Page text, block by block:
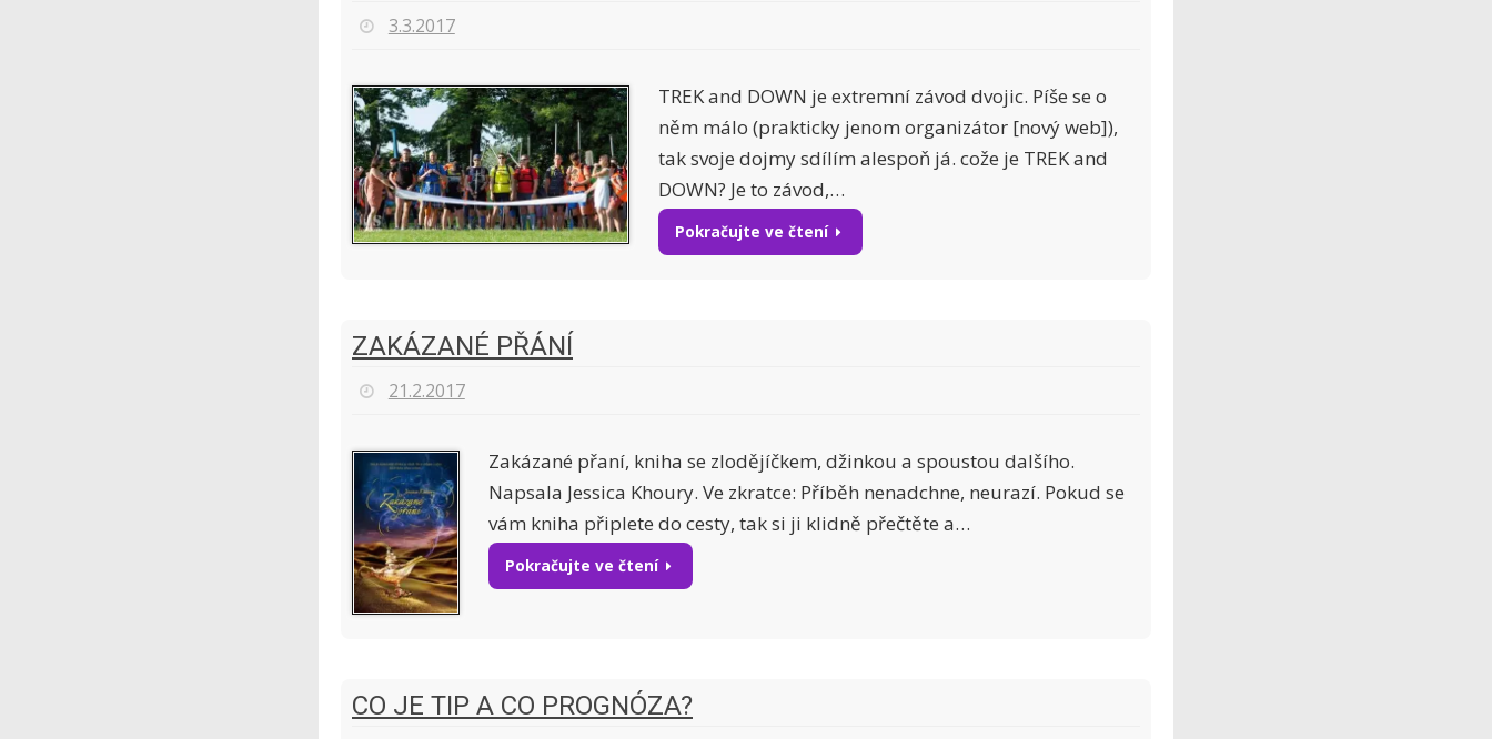
3.3.2017
TREK and DOWN je extremní závod dvojic. Píše se o
něm málo (prakticky jenom organizátor [nový web]),
tak svoje dojmy sdílím alespoň já. cože je TREK and
DOWN? Je to závod,…
Pokračujte ve čtení
ZAKÁZANÉ PŘÁNÍ
21.2.2017
Zakázané přaní, kniha se zlodějíčkem, džinkou a spoustou dalšího.
Napsala Jessica Khoury. Ve zkratce: Příběh nenadchne, neurazí. Pokud se
vám kniha připlete do cesty, tak si ji klidně přečtěte a…
Pokračujte ve čtení
CO JE TIP A CO PROGNÓZA?